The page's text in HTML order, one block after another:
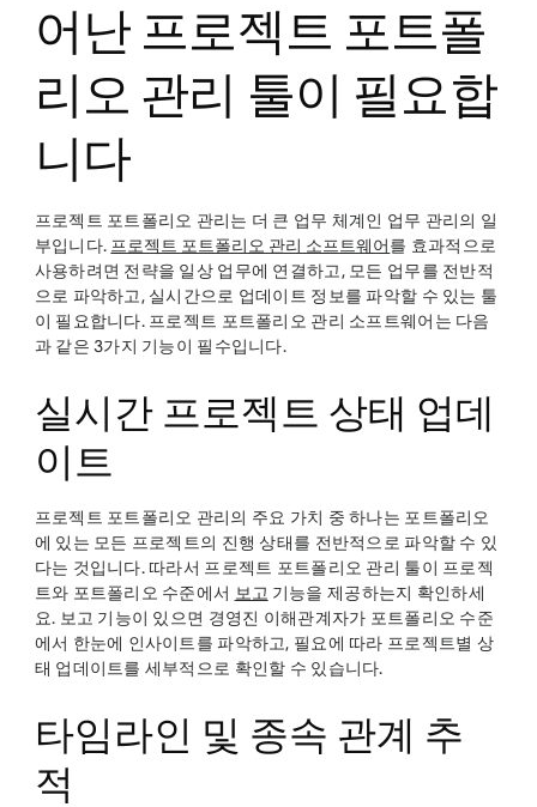
어난 프로젝트 포트폴
리오 관리 툴이 필요합
니다
프로젝트 포트폴리오 관리는 더 큰 업무 체계인 업무 관리의 일
부입니다. 프로젝트 포트폴리오 관리 소프트웨어를 효과적으로
사용하려면 전략을 일상 업무에 연결하고, 모든 업무를 전반적
으로 파악하고, 실시간으로 업데이트 정보를 파악할 수 있는 툴
이 필요합니다. 프로젝트 포트폴리오 관리 소프트웨어는 다음
과 같은 3가지 기능이 필수입니다.
실시간 프로젝트 상태 업데
이트
프로젝트 포트폴리오 관리의 주요 가치 중 하나는 포트폴리오
에 있는 모든 프로젝트의 진행 상태를 전반적으로 파악할 수 있
다는 것입니다. 따라서 프로젝트 포트폴리오 관리 툴이 프로젝
트와 포트폴리오 수준에서 보고 기능을 제공하는지 확인하세
요. 보고 기능이 있으면 경영진 이해관계자가 포트폴리오 수준
에서 한눈에 인사이트를 파악하고, 필요에 따라 프로젝트별 상
태 업데이트를 세부적으로 확인할 수 있습니다.
타임라인 및 종속 관계 추
적